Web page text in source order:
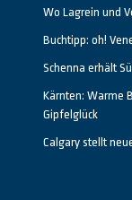
Wo Lagrein und
Buchtipp: oh!
Schenna erhält
Kärnten: Warme
Gipfelglück
Calgary stellt